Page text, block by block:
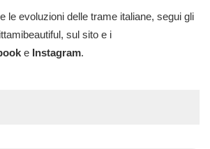
le evoluzioni delle trame italiane, segui gli
sul sito e i
e Instagram.